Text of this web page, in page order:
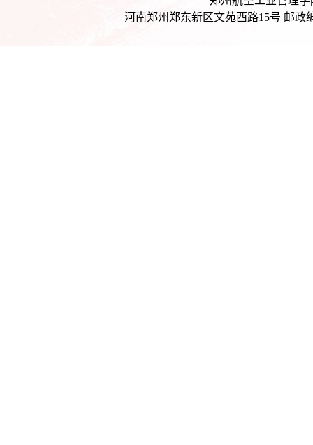
河南郑州郑东新区文苑西路15号 邮政